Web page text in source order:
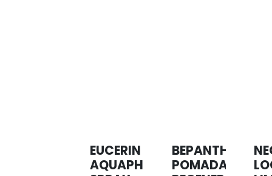
EUCERIN
AQUAPHOR
BEPANTHOL
POMADA